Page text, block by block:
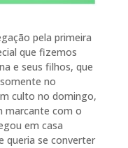
pela primeira
que fizemos
e seus filhos, que
no
culto no domingo,
marcante com o
em casa
queria se converter